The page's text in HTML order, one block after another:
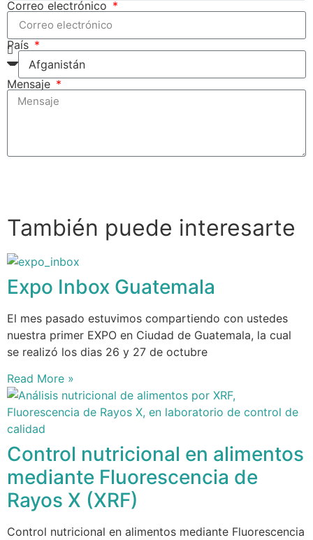
Correo electrónico
País
Mensaje
También puede interesarte
Expo Inbox Guatemala
El mes pasado estuvimos compartiendo con ustedes
nuestra primer EXPO en Ciudad de Guatemala, la cual
se realizó los dias 26 y 27 de octubre
Read More »
Control nutricional en alimentos
mediante Fluorescencia de
Rayos X (XRF)
Control nutricional en alimentos mediante Fluorescencia